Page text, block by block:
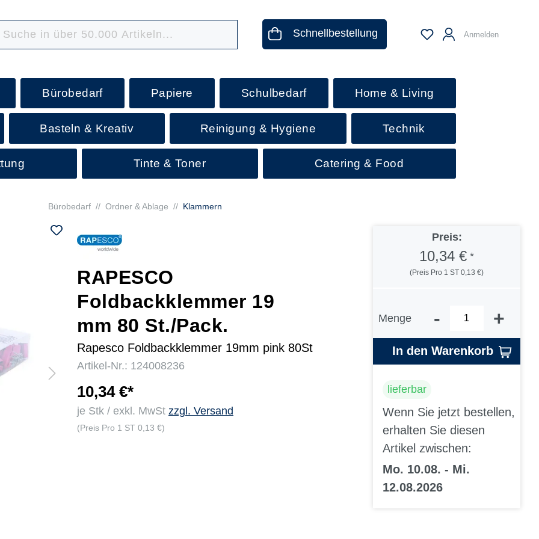
Schnellbestellung Anmelden
Bürobedarf Papiere Schulbedarf Home & Living
Basteln & Kreativ Reinigung & Hygiene Technik
Tinte & Toner Catering & Food
Bürobedarf // Ordner & Ablage // Klammern
RAPESCO
Foldbackklemmer 19
mm 80 St./Pack.
Rapesco Foldbackklemmer 19mm pink 80St
Artikel-Nr.: 124008236
10,34 €*
je Stk / exkl. MwSt zzgl. Versand
(Preis Pro 1 ST 0,13 €)
Preis:
10,34 € *
(Preis Pro 1 ST 0,13 €)
Menge - +
In den Warenkorb
lieferbar
Wenn Sie jetzt bestellen,
erhalten Sie diesen
Artikel zwischen:
Mo. 10.08. - Mi.
12.08.2026